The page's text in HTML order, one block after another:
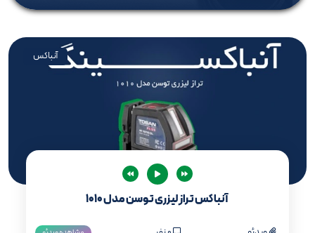
آنباکس
آنباکس تراز لیزری توسن مدل 1010